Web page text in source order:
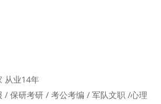
从业14年
/ 保研考研 / 考公考编 / 军队文职 /心理